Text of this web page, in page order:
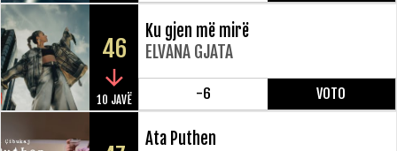
46
10 JAVË
Ku gjen më mirë
ELVANA GJATA
-6 VOTO
Ata Puthen